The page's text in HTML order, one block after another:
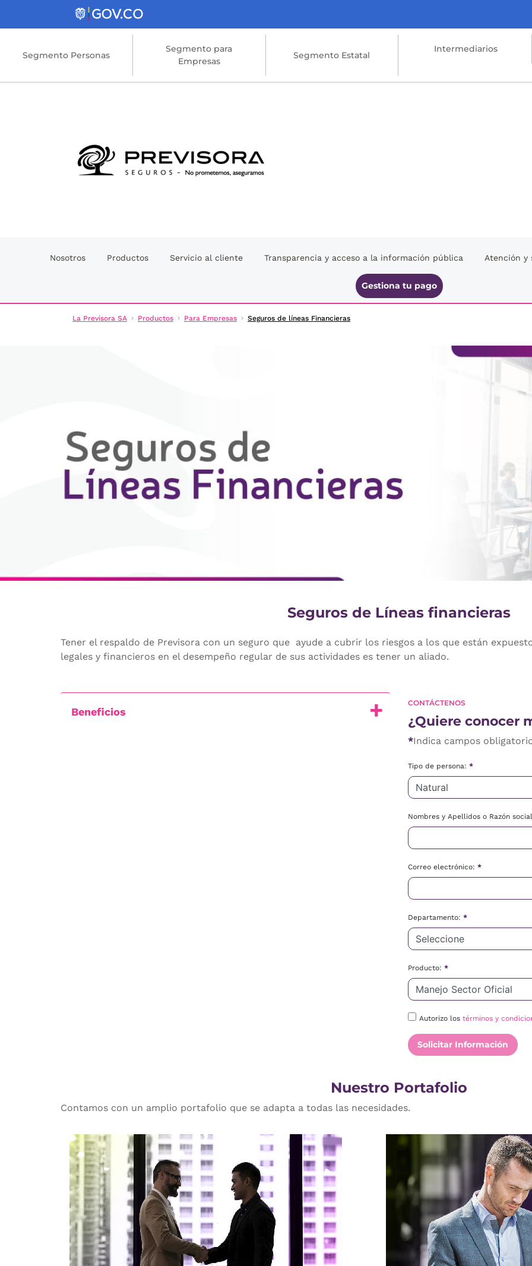
Saltar al contenido principal
Segmento Personas
Segmento para
Empresas
Segmento Estatal
Intermediarios
Nosotros Productos Servicio al cliente Transparencia y acceso a la información pública Atención y
Gestiona tu pago
La Previsora SA Productos Para Empresas Seguros de líneas Financieras
Seguros de Líneas financieras
Tener el respaldo de Previsora con un seguro que ayude a cubrir los riesgos a los que están
legales y financieros en el desempeño regular de sus actividades es tener un aliado.
Beneficios
CONTÁCTENOS
¿Quiere conocer
*Indica campos
Tipo de persona: *
Nombres y Apellidos o Razón
Correo electrónico: *
Departamento: *
Producto: *
Autorizo los términos y
Solicitar Información
Nuestro Portafolio
Contamos con un amplio portafolio que se adapta a todas las necesidades.